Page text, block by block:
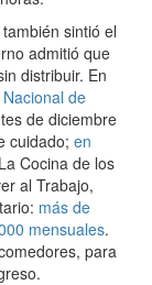
sintió el
admitió que
distribuir. En
de
de diciembre
cuidado; en
Cocina de los
al Trabajo,
más de
mensuales.
para